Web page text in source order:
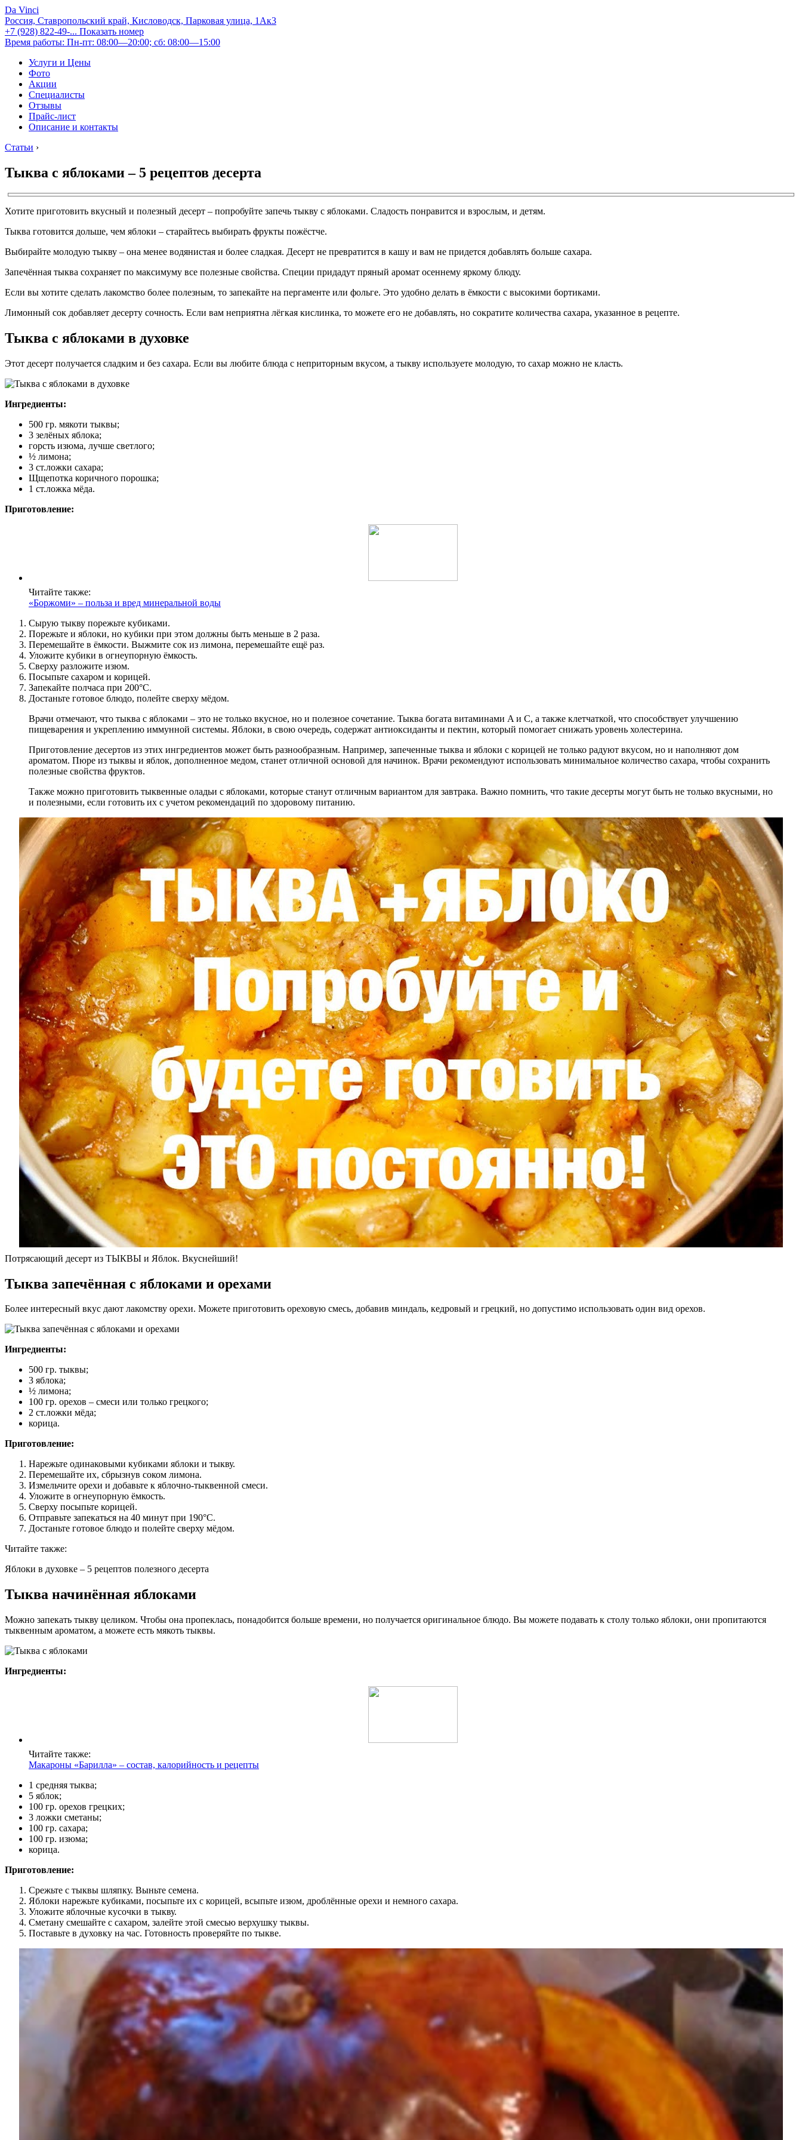
Da Vinci
Россия, Ставропольский край, Кисловодск, Парковая улица, 1Ак3
+7 (928) 822-49-... Показать номер
Время работы: Пн-пт: 08:00—20:00; сб: 08:00—15:00
Услуги и Цены
Фото
Акции
Специалисты
Отзывы
Прайс-лист
Описание и контакты
Статьи ›
Тыква с яблоками – 5 рецептов десерта
Хотите приготовить вкусный и полезный десерт – попробуйте запечь тыкву с яблоками. Сладость понравится и взрослым, и детям.
Тыква готовится дольше, чем яблоки – старайтесь выбирать фрукты пожёстче.
Выбирайте молодую тыкву – она менее водянистая и более сладкая. Десерт не превратится в кашу и вам не придется добавлять больше сахара.
Запечённая тыква сохраняет по максимуму все полезные свойства. Специи придадут пряный аромат осеннему яркому блюду.
Если вы хотите сделать лакомство более полезным, то запекайте на пергаменте или фольге. Это удобно делать в ёмкости с высокими бортиками.
Лимонный сок добавляет десерту сочность. Если вам неприятна лёгкая кислинка, то можете его не добавлять, но сократите количества сахара, указанное в рецепте.
Тыква с яблоками в духовке
Этот десерт получается сладким и без сахара. Если вы любите блюда с неприторным вкусом, а тыкву используете молодую, то сахар можно не класть.
Ингредиенты:
500 гр. мякоти тыквы;
3 зелёных яблока;
горсть изюма, лучше светлого;
½ лимона;
3 ст.ложки сахара;
Щщепотка коричного порошка;
1 ст.ложка мёда.
Приготовление:
Читайте также:
«Боржоми» – польза и вред минеральной воды
Сырую тыкву порежьте кубиками.
Порежьте и яблоки, но кубики при этом должны быть меньше в 2 раза.
Перемешайте в ёмкости. Выжмите сок из лимона, перемешайте ещё раз.
Уложите кубики в огнеупорную ёмкость.
Сверху разложите изюм.
Посыпьте сахаром и корицей.
Запекайте полчаса при 200°С.
Достаньте готовое блюдо, полейте сверху мёдом.
Врачи отмечают, что тыква с яблоками – это не только вкусное, но и полезное сочетание. Тыква богата витаминами A и C, а также клетчаткой, что способствует улучшению
пищеварения и укреплению иммунной системы. Яблоки, в свою очередь, содержат антиоксиданты и пектин, который помогает снижать уровень холестерина.
Приготовление десертов из этих ингредиентов может быть разнообразным. Например, запеченные тыква и яблоки с корицей не только радуют вкусом, но и наполняют дом
ароматом. Пюре из тыквы и яблок, дополненное медом, станет отличной основой для начинок. Врачи рекомендуют использовать минимальное количество сахара, чтобы сохранить
полезные свойства фруктов.
Также можно приготовить тыквенные оладьи с яблоками, которые станут отличным вариантом для завтрака. Важно помнить, что такие десерты могут быть не только вкусными, но
и полезными, если готовить их с учетом рекомендаций по здоровому питанию.
Потрясающий десерт из ТЫКВЫ и Яблок. Вкуснейший!
Тыква запечённая с яблоками и орехами
Более интересный вкус дают лакомству орехи. Можете приготовить ореховую смесь, добавив миндаль, кедровый и грецкий, но допустимо использовать один вид орехов.
Ингредиенты:
500 гр. тыквы;
3 яблока;
½ лимона;
100 гр. орехов – смеси или только грецкого;
2 ст.ложки мёда;
корица.
Приготовление:
Нарежьте одинаковыми кубиками яблоки и тыкву.
Перемешайте их, сбрызнув соком лимона.
Измельчите орехи и добавьте к яблочно-тыквенной смеси.
Уложите в огнеупорную ёмкость.
Сверху посыпьте корицей.
Отправьте запекаться на 40 минут при 190°С.
Достаньте готовое блюдо и полейте сверху мёдом.
Читайте также:
Яблоки в духовке – 5 рецептов полезного десерта
Тыква начинённая яблоками
Можно запекать тыкву целиком. Чтобы она пропеклась, понадобится больше времени, но получается оригинальное блюдо. Вы можете подавать к столу только яблоки, они пропитаются
тыквенным ароматом, а можете есть мякоть тыквы.
Ингредиенты:
Читайте также:
Макароны «Барилла» – состав, калорийность и рецепты
1 средняя тыква;
5 яблок;
100 гр. орехов грецких;
3 ложки сметаны;
100 гр. сахара;
100 гр. изюма;
корица.
Приготовление:
Срежьте с тыквы шляпку. Выньте семена.
Яблоки нарежьте кубиками, посыпьте их с корицей, всыпьте изюм, дроблённые орехи и немного сахара.
Уложите яблочные кусочки в тыкву.
Сметану смешайте с сахаром, залейте этой смесью верхушку тыквы.
Поставьте в духовку на час. Готовность проверяйте по тыкве.